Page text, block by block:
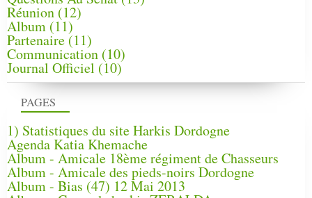
PAGES
1) Statistiques du site Harkis Dordogne
Agenda Katia Khemache
Album - Amicale 18ème régiment de Chasseurs
Album - Amicale des pieds-noirs Dordogne
Album - Bias (47) 12 Mai 2013
Réunion (12)
Album (11)
Partenaire(11)
Communication (10)
Journal Officiel (10)